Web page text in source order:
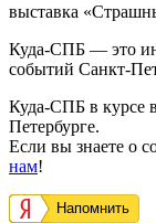
выставка
Куда-СПБ — это
событий Санкт-
Куда-СПБ в курсе
Петербурге.
Если вы знаете о
нам!
Напомнить